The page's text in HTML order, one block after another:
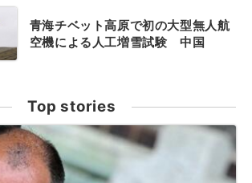
青海チベット高原で初の大型無人航
空機による人工増雪試験 中国
Top stories